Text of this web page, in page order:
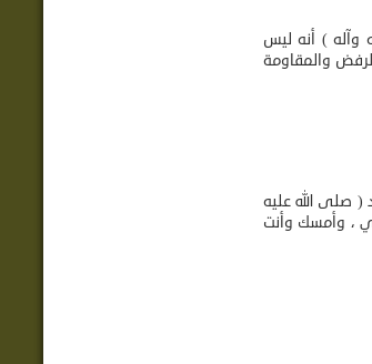
وآله ) أنه ليس
والمقاومة
( صلى الله عليه
تشتهي ، وأمسك وأنت